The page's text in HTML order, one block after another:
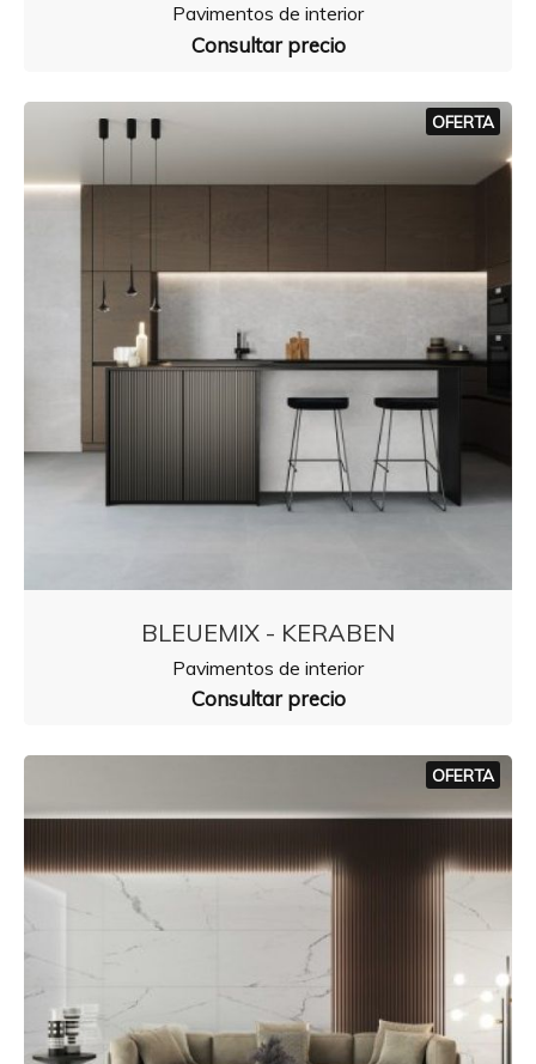
Pavimentos de interior
Consultar precio
OFERTA
BLEUEMIX - KERABEN
Pavimentos de interior
Consultar precio
OFERTA